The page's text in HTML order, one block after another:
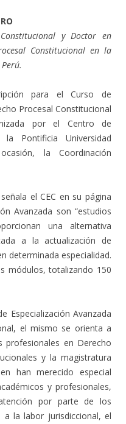
y Doctor en
Constitucional en la
para el Curso de
Procesal Constitucional
por el Centro de
la Pontificia Universidad
la Coordinación
el CEC en su página
Avanzada son “estudios
una alternativa
a la actualización de
determinada especialidad.
módulos, totalizando 150
Especialización Avanzada
el mismo se orienta a
profesionales en Derecho
y la magistratura
han merecido especial
y profesionales,
por parte de los
a la labor jurisdiccional, el